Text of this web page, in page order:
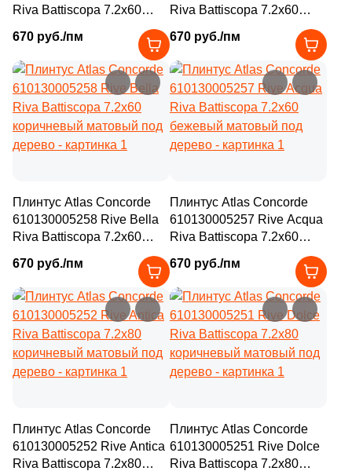
Riva Battiscopa 7.2x60
коричневый матовый под
дерево
670 руб./пм
Riva Battiscopa 7.2x60
коричневый матовый под
дерево
670 руб./пм
Плинтус Atlas Concorde
610130005258 Rive Bella
Riva Battiscopa 7.2x60
коричневый матовый под
дерево
670 руб./пм
Плинтус Atlas Concorde
610130005257 Rive Acqua
Riva Battiscopa 7.2x60
дерево
670 руб./пм
Плинтус Atlas Concorde
610130005252 Rive Antica
Riva Battiscopa 7.2x80
Плинтус Atlas Concorde
610130005251 Rive Dolce
Riva Battiscopa 7.2x80